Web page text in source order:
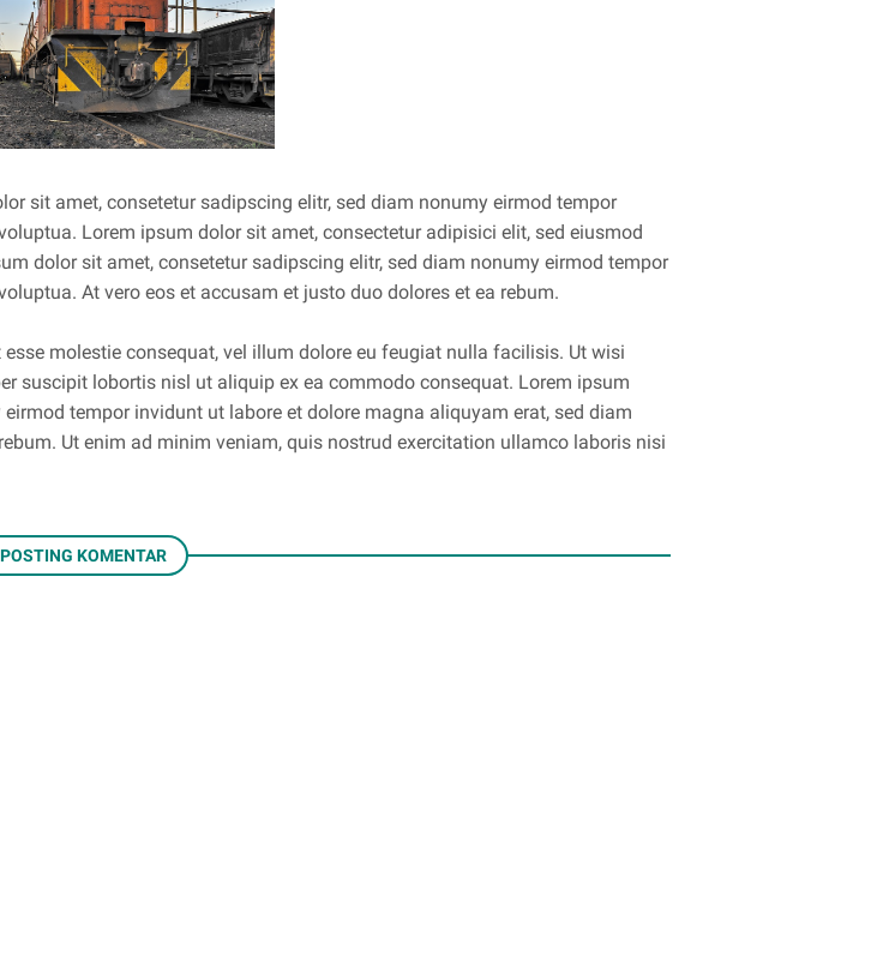
sit amet, consetetur sadipscing elitr, sed diam nonumy eirmod tempor
Lorem ipsum dolor sit amet, consectetur adipisici elit, sed eiusmod
dolor sit amet, consetetur sadipscing elitr, sed diam nonumy eirmod tempor
At vero eos et accusam et justo duo dolores et ea rebum.
molestie consequat, vel illum dolore eu feugiat nulla facilisis. Ut wisi
suscipit lobortis nisl ut aliquip ex ea commodo consequat. Lorem ipsum
tempor invidunt ut labore et dolore magna aliquyam erat, sed diam
Ut enim ad minim veniam, quis nostrud exercitation ullamco laboris nisi
POSTING KOMENTAR